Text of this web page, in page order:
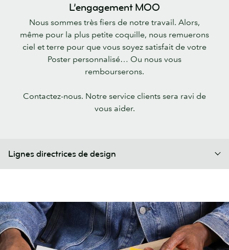
L’engagement MOO
Nous sommes très fiers de notre travail. Alors,
même pour la plus petite coquille, nous remuerons
ciel et terre pour que vous soyez satisfait de votre
Poster personnalisé… Ou nous vous
rembourserons.
Contactez-nous. Notre service clients sera ravi de
vous aider.
Lignes directrices de design